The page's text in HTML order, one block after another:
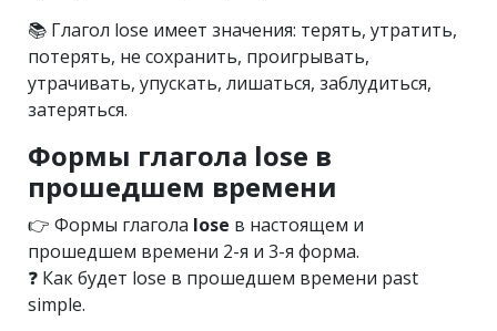
📚 Глагол lose имеет значения: терять, утратить,
потерять, не сохранить, проигрывать,
утрачивать, упускать, лишаться, заблудиться,
затеряться.
Формы глагола lose в
прошедшем времени
👉 Формы глагола lose в настоящем и
прошедшем времени 2-я и 3-я форма.
❓ Как будет lose в прошедшем времени past
simple.